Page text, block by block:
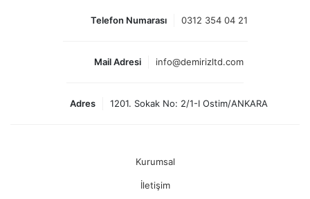
Telefon Numarası 0312 354 04 21
Mail Adresi info@demirizltd.com
Adres 1201. Sokak No: 2/1-I Ostim/ANKARA
Kurumsal
İletişim